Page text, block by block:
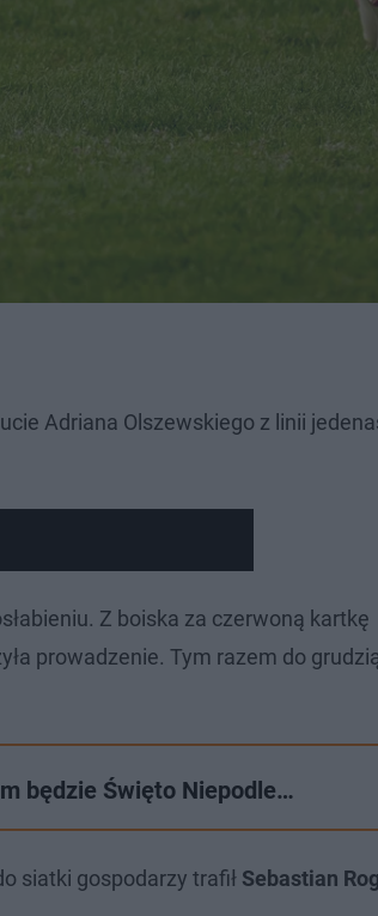
Adriana Olszewskiego z linii
Z boiska za czerwoną kartkę
prowadzenie. Tym razem do
będzie Święto Niepodle…
siatki gospodarzy trafił Sebastian